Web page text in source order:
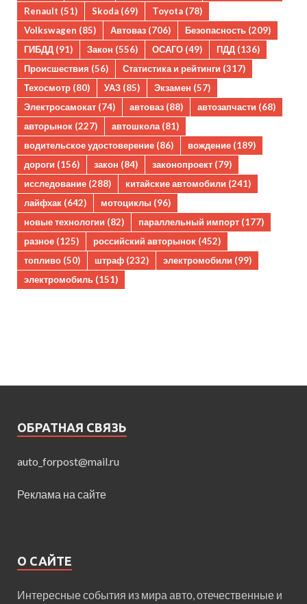
Renault (51) Skoda (69) Toyota (78)
Volkswagen (85) Автоваз (706) Безопасность (209)
ГИБДД (91) Закон (556) ОСАГО (49) ПДД (136)
Происшествия (56) Статистика и рейтинги (317)
Техосмотр (80) УАЗ (85) Экзамен (57)
Электросамокат (74) автоваз (88) автозапчасти (68)
авторынок (227) автошкола (81)
водительское удостоверение (86) вождение (189)
дороги (156) закон (84) законопроект (79)
исследование (288) китайские автомобили (241)
лайфхак (642) мотоциклы (96)
новые технологии (82) параллельный импорт (177)
разное (125) российский авторынок (452)
топливо (50) штраф (232) электромобили (99)
электромобиль (151)
ОБРАТНАЯ СВЯЗЬ
auto_forpost@mail.ru
Реклама на сайте
О САЙТЕ
Интересные события из мира авто, отечественные и